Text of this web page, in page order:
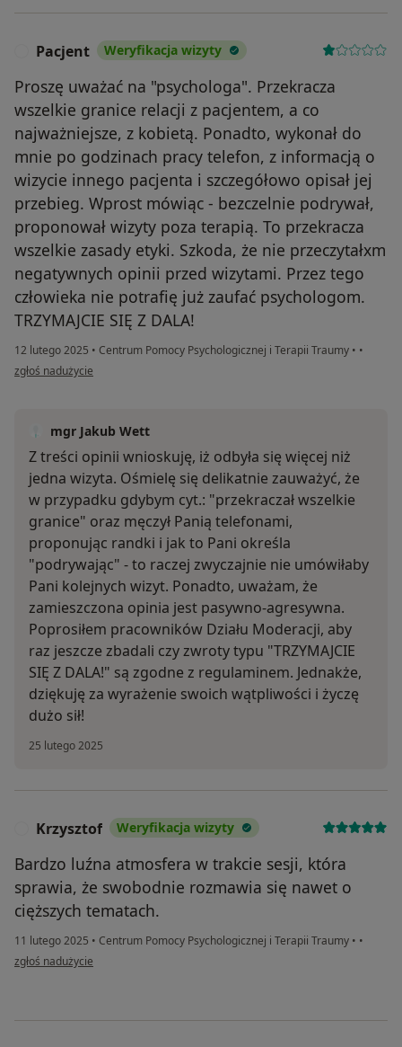
Pacjent Weryfikacja wizyty
Proszę uważać na "psychologa". Przekracza
wszelkie granice relacji z pacjentem, a co
najważniejsze, z kobietą. Ponadto, wykonał do
mnie po godzinach pracy telefon, z informacją o
wizycie innego pacjenta i szczegółowo opisał jej
przebieg. Wprost mówiąc - bezczelnie podrywał,
proponował wizyty poza terapią. To przekracza
wszelkie zasady etyki. Szkoda, że nie przeczytałxm
negatywnych opinii przed wizytami. Przez tego
człowieka nie potrafię już zaufać psychologom.
TRZYMAJCIE SIĘ Z DALA!
12 lutego 2025 • Centrum Pomocy Psychologicznej i Terapii Traumy • •
w opinii użytkownika Pacjent
zgłoś nadużycie
mgr Jakub Wett
Z treści opinii wnioskuję, iż odbyła się więcej niż
jedna wizyta. Ośmielę się delikatnie zauważyć, że
w przypadku gdybym cyt.: "przekraczał wszelkie
granice" oraz męczył Panią telefonami,
proponując randki i jak to Pani określa
"podrywając" - to raczej zwyczajnie nie umówiłaby
Pani kolejnych wizyt. Ponadto, uważam, że
zamieszczona opinia jest pasywno-agresywna.
Poprosiłem pracowników Działu Moderacji, aby
raz jeszcze zbadali czy zwroty typu "TRZYMAJCIE
SIĘ Z DALA!" są zgodne z regulaminem. Jednakże,
dziękuję za wyrażenie swoich wątpliwości i życzę
dużo sił!
25 lutego 2025
Krzysztof Weryfikacja wizyty
Bardzo luźna atmosfera w trakcie sesji, która
sprawia, że swobodnie rozmawia się nawet o
cięższych tematach.
11 lutego 2025 • Centrum Pomocy Psychologicznej i Terapii Traumy • •
w opinii użytkownika Krzysztof
zgłoś nadużycie